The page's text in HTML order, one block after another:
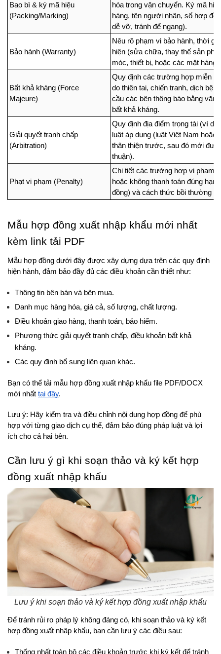
Bao bì & ký mã hiệu
(Packing/Marking)
hóa trong vận chuyển. Ký mã
hàng, tên người nhận, số hợp
dễ vỡ, tránh để ngang).
Bảo hành (Warranty)
Nêu rõ phạm vi bảo hành, thời
hiện (sửa chữa, thay thế sản
móc, thiết bị, hoặc các mặt hàng
Bất khả kháng (Force
Majeure)
Quy định các trường hợp miễn
do thiên tai, chiến tranh, dịch
cầu các bên thông báo bằng
bất khả kháng.
Giải quyết tranh chấp
(Arbitration)
Quy định địa điểm trọng tài (ví
luật áp dụng (luật Việt Nam
thân thiện trước, sau đó mới đưa
thuận).
Phạt vi phạm (Penalty)
Chi tiết các trường hợp vi phạm
hoặc không thanh toán đúng
đồng) và cách thức bồi thường
Mẫu hợp đồng xuất nhập khẩu mới nhất
kèm link tải PDF
Mẫu hợp đồng dưới đây được xây dựng dựa trên các quy định
hiện hành, đảm bảo đầy đủ các điều khoản cần thiết như:
Thông tin bên bán và bên mua.
Danh mục hàng hóa, giá cả, số lượng, chất lượng.
Điều khoản giao hàng, thanh toán, bảo hiểm.
Phương thức giải quyết tranh chấp, điều khoản bất khả
kháng.
Các quy định bổ sung liên quan khác.
Bạn có thể tải mẫu hợp đồng xuất nhập khẩu file PDF/DOCX
mới nhất tại đây.
Lưu ý: Hãy kiểm tra và điều chỉnh nội dung hợp đồng để phù
hợp với từng giao dịch cụ thể, đảm bảo đúng pháp luật và lợi
ích cho cả hai bên.
Cần lưu ý gì khi soạn thảo và ký kết hợp
đồng xuất nhập khẩu
Lưu ý khi soạn thảo và ký kết hợp đồng xuất nhập khẩu
Để tránh rủi ro pháp lý không đáng có, khi soạn thảo và ký kết
hợp đồng xuất nhập khẩu, bạn cần lưu ý các điều sau:
Thống nhất toàn bộ các điều khoản trước khi ký kết để tránh